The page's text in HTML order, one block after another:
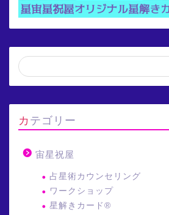
カテゴリー
宙星祝屋
占星術カウンセリング
ワークショップ
星解きカード®